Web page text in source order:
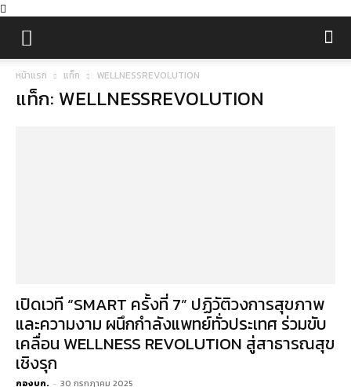
หน้าแรก แท็ก WELLNESSREVOLUTION
แท็ก: WELLNESSREVOLUTION
เปิดเวที “SMART ครั้งที่ 7” ปฏิวัติวงการสุขภาพ
และความงาม ผนึกกำลังแพทย์ทั่วประเทศ ร่วมขับ
เคลื่อน WELLNESS REVOLUTION สู่สาธารณสุข
เชิงรุก
กองบก. - 30 กรกฎาคม 2025